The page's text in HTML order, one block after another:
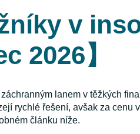
v
2026】
lanem v těžkých
rychlé řešení, avšak za
článku níže.